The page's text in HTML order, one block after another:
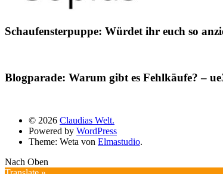
Schaufensterpuppe: Würdet ihr euch so
Blogparade: Warum gibt es Fehlkäufe? –
© 2026 Claudias Welt.
Powered by WordPress
Theme: Weta von Elmastudio.
Nach Oben